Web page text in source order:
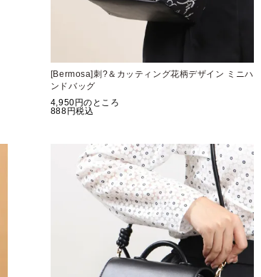
[Bermosa]刺?＆カッティング花柄デザイン ミニハ
ンドバッグ
4,950
のところ
888
税込